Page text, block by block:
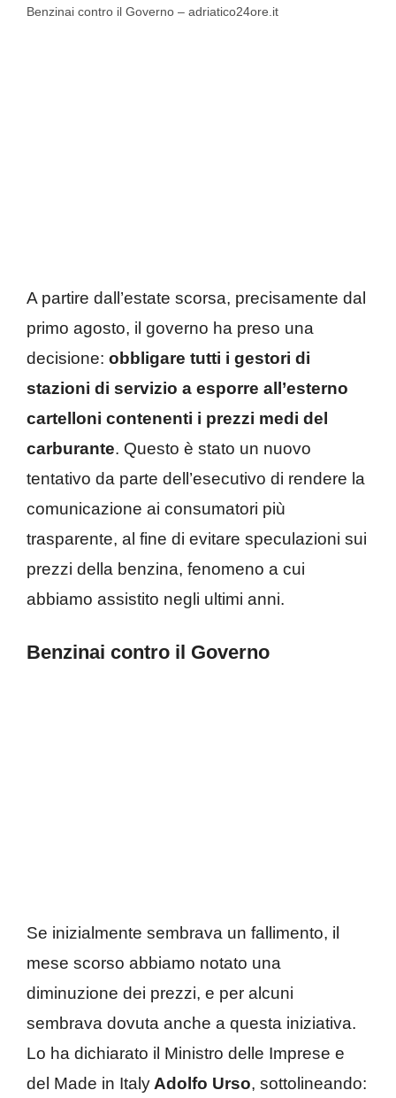
Benzinai contro il Governo – adriatico24ore.it
A partire dall’estate scorsa, precisamente dal
primo agosto, il governo ha preso una
decisione: obbligare tutti i gestori di
stazioni di servizio a esporre all’esterno
cartelloni contenenti i prezzi medi del
carburante. Questo è stato un nuovo
tentativo da parte dell’esecutivo di rendere la
comunicazione ai consumatori più
trasparente, al fine di evitare speculazioni sui
prezzi della benzina, fenomeno a cui
abbiamo assistito negli ultimi anni.
Benzinai contro il Governo
Se inizialmente sembrava un fallimento, il
mese scorso abbiamo notato una
diminuzione dei prezzi, e per alcuni
sembrava dovuta anche a questa iniziativa.
Lo ha dichiarato il Ministro delle Imprese e
del Made in ItalyAdolfo Urso, sottolineando: